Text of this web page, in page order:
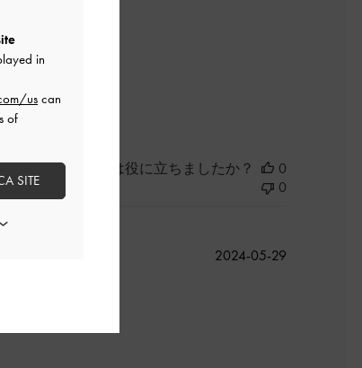
このレビューは役に立ちましたか？
0
0
公
2024-05-29
in
uscan
of
SITE